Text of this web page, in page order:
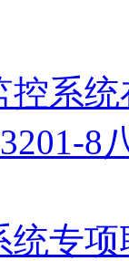
控系
8
统专